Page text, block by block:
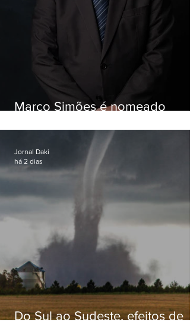
Marco Simões é nomeado
Do Sul ao Sudeste, efeitos de
Jornal Daki
há 2 dias